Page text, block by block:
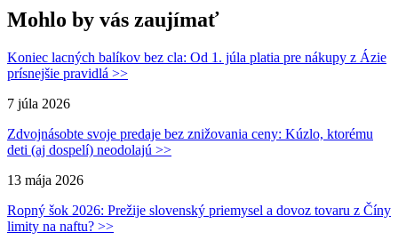
Mohlo by vás zaujímať
Koniec lacných balíkov bez cla: Od 1. júla platia pre nákupy z Ázie
prísnejšie pravidlá >>
7 júla 2026
Zdvojnásobte svoje predaje bez znižovania ceny: Kúzlo, ktorému
deti (aj dospelí) neodolajú >>
13 mája 2026
Ropný šok 2026: Prežije slovenský priemysel a dovoz tovaru z Číny
limity na naftu? >>